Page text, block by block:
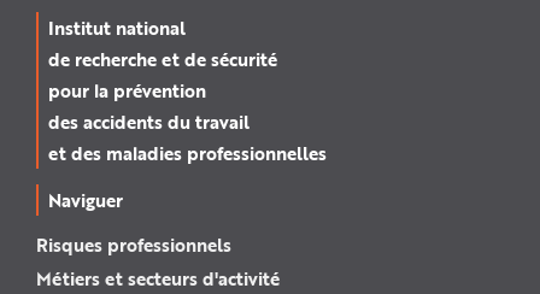
Institut national
de recherche et de sécurité
pour la prévention
des accidents du travail
et des maladies professionnelles
Naviguer
Risques professionnels
Métiers et secteurs d'activité